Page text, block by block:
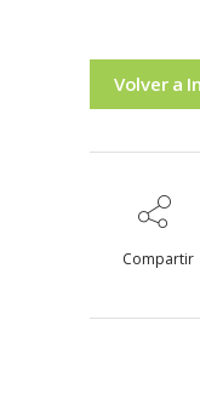
Volver a
Compartir